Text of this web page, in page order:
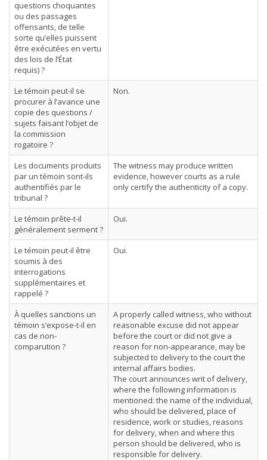
questions choquantes
ou des passages
offensants, de telle
sorte qu’elles puissent
être exécutées en vertu
des lois de l’État
requis) ?
Le témoin peut-il se
procurer à l’avance une
copie des questions /
sujets faisant l’objet de
la commission
rogatoire ?
Non.
Les documents produits
par un témoin sont-ils
authentifiés par le
tribunal ?
The witness may produce written
evidence, however courts as a rule
only certify the authenticity of a copy.
Le témoin prête-t-il
généralement serment ?
Oui.
Le témoin peut-il être
soumis à des
interrogations
supplémentaires et
rappelé ?
Oui.
À quelles sanctions un
témoin s’expose-t-il en
cas de non-
comparution ?
A properly called witness, who without
reasonable excuse did not appear
before the court or did not give a
reason for non-appearance, may be
subjected to delivery to the court the
internal affairs bodies.
The court announces writ of delivery,
where the following information is
mentioned: the name of the individual,
who should be delivered, place of
residence, work or studies, reasons
for delivery, when and where this
person should be delivered, who is
responsible for delivery.